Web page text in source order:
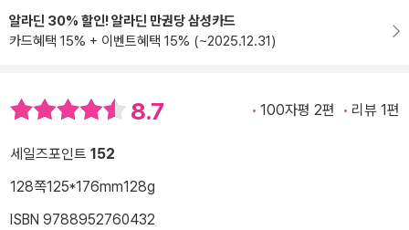
알라딘 30% 할인! 알라딘 만권당 삼성카드
카드혜택 15% + 이벤트혜택 15% (~2025.12.31)
8.7 100자평 2편 리뷰 1편
세일즈포인트 152
128쪽125*176mm128g
ISBN 9788952760432